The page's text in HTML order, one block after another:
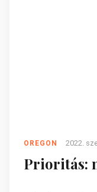
OREGON 2022.
Prioritás: